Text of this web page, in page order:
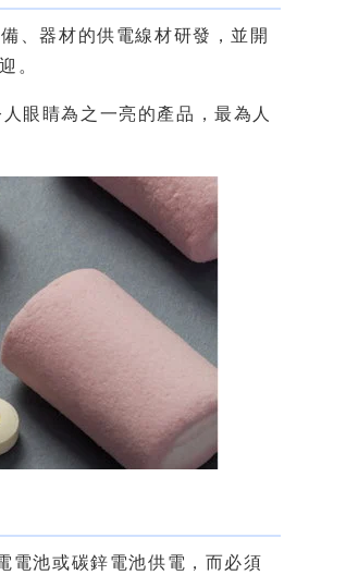
、器材的供電線材研發，並開
。
眼睛為之一亮的產品，最為人
電池或碳鋅電池供電，而必須